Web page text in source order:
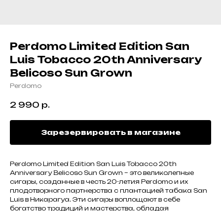
Perdomo Limited Edition San
Luis Tobacco 20th Anniversary
Belicoso Sun Grown
Perdomo
2 990 р.
Зарезервировать в магазине
Perdomo Limited Edition San Luis Tobacco 20th
Anniversary Belicoso Sun Grown – это великолепные
сигары, созданные в честь 20-летия Perdomo и их
плодотворного партнерства с плантацией табака San
Luis в Никарагуа. Эти сигары воплощают в себе
богатство традиций и мастерства, обладая